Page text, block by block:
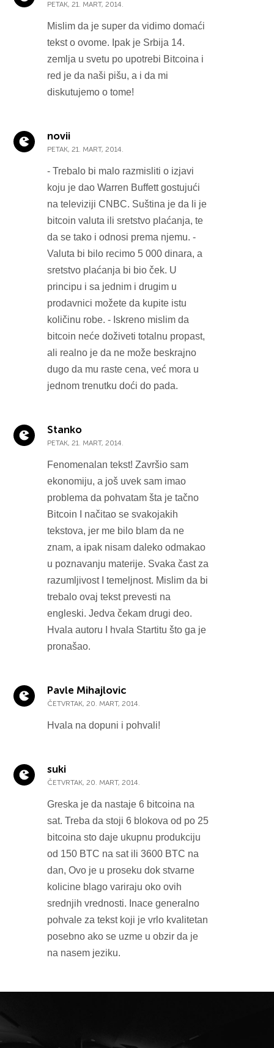
PETAK, 21. MART, 2014.
Mislim da je super da vidimo domaći
tekst o ovome. Ipak je Srbija 14.
zemlja u svetu po upotrebi Bitcoina i
red je da naši pišu, a i da mi
diskutujemo o tome!
novii
PETAK, 21. MART, 2014.
- Trebalo bi malo razmisliti o izjavi
koju je dao Warren Buffett gostujući
na televiziji CNBC. Suština je da li je
bitcoin valuta ili sretstvo plaćanja, te
da se tako i odnosi prema njemu. -
Valuta bi bilo recimo 5 000 dinara, a
sretstvo plaćanja bi bio ček. U
principu i sa jednim i drugim u
prodavnici možete da kupite istu
količinu robe. - Iskreno mislim da
bitcoin neće doživeti totalnu propast,
ali realno je da ne može beskrajno
dugo da mu raste cena, već mora u
jednom trenutku doći do pada.
Stanko
PETAK, 21. MART, 2014.
Fenomenalan tekst! Završio sam
ekonomiju, a još uvek sam imao
problema da pohvatam šta je tačno
Bitcoin I načitao se svakojakih
tekstova, jer me bilo blam da ne
znam, a ipak nisam daleko odmakao
u poznavanju materije. Svaka čast za
razumljivost I temeljnost. Mislim da bi
trebalo ovaj tekst prevesti na
engleski. Jedva čekam drugi deo.
Hvala autoru I hvala Startitu što ga je
pronašao.
Pavle Mihajlovic
ČETVRTAK, 20. MART, 2014.
Hvala na dopuni i pohvali!
suki
ČETVRTAK, 20. MART, 2014.
Greska je da nastaje 6 bitcoina na
sat. Treba da stoji 6 blokova od po 25
bitcoina sto daje ukupnu produkciju
od 150 BTC na sat ili 3600 BTC na
dan, Ovo je u proseku dok stvarne
kolicine blago variraju oko ovih
srednjih vrednosti. Inace generalno
pohvale za tekst koji je vrlo kvalitetan
posebno ako se uzme u obzir da je
na nasem jeziku.